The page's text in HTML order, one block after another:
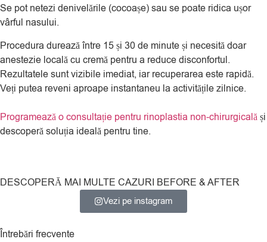
Se pot netezi denivelările (cocoașe) sau se poate ridica ușor
vârful nasului.
Procedura durează între 15 și 30 de minute și necesită doar
anestezie locală cu cremă pentru a reduce disconfortul.
Rezultatele sunt vizibile imediat, iar recuperarea este rapidă.
Veți putea reveni aproape instantaneu la activitățile zilnice.
Programează o consultație pentru rinoplastia non-chirurgicalăși
descoperă soluția ideală pentru tine.
DESCOPERĂ MAI MULTE CAZURI BEFORE & AFTER
Vezi pe instagram
Întrebări frecvente